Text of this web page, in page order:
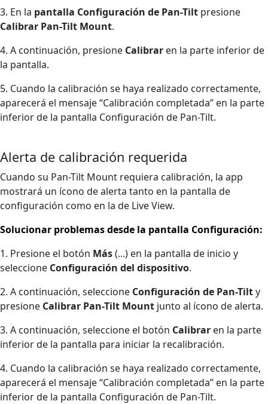
3. En la pantalla Configuración de Pan-Tilt presione
Calibrar Pan-Tilt Mount.
4. A continuación, presione Calibrar en la parte inferior de
la pantalla.
5. Cuando la calibración se haya realizado correctamente,
aparecerá el mensaje “Calibración completada” en la parte
inferior de la pantalla Configuración de Pan-Tilt.
Alerta de calibración requerida
Cuando su Pan-Tilt Mount requiera calibración, la app
mostrará un ícono de alerta tanto en la pantalla de
configuración como en la de Live View.
Solucionar problemas desde la pantalla Configuración:
1. Presione el botón Más(...) en la pantalla de inicio y
seleccione Configuración del dispositivo.
2. A continuación, seleccione Configuración de Pan-Tilty
presione Calibrar Pan-Tilt Mount junto al ícono de alerta.
3. A continuación, seleccione el botón Calibrar en la parte
inferior de la pantalla para iniciar la recalibración.
4. Cuando la calibración se haya realizado correctamente,
aparecerá el mensaje “Calibración completada” en la parte
inferior de la pantalla Configuración de Pan-Tilt.